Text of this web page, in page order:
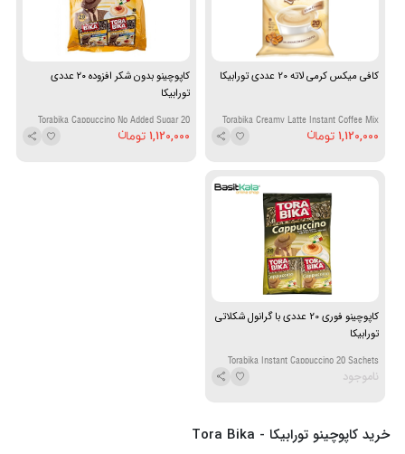
کافی میکس کرمی لاته 20 عددی تورابیکا
Torabika Creamy Latte Instant Coffee Mix
20 Sachets
1,120,000
کاپوچینو بدون شکر افزوده ۲۰ عددی
تورابیکا
Torabika Cappuccino No Added Sugar 20
Sachets
1,120,000
کاپوچینو فوری 20 عددی با گرانول شکلاتی
تورابیکا
Torabika Instant Cappuccino 20 Sachets
with Choco Granule
ناموجود
خرید کاپوچینو تورابیکا - Tora Bika